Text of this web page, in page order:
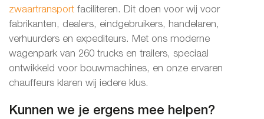
zwaartransport faciliteren. Dit doen voor wij voor
fabrikanten, dealers, eindgebruikers, handelaren,
verhuurders en expediteurs. Met ons moderne
wagenpark van 260 trucks en trailers, speciaal
ontwikkeld voor bouwmachines, en onze ervaren
chauffeurs klaren wij iedere klus.
Kunnen we je ergens mee helpen?